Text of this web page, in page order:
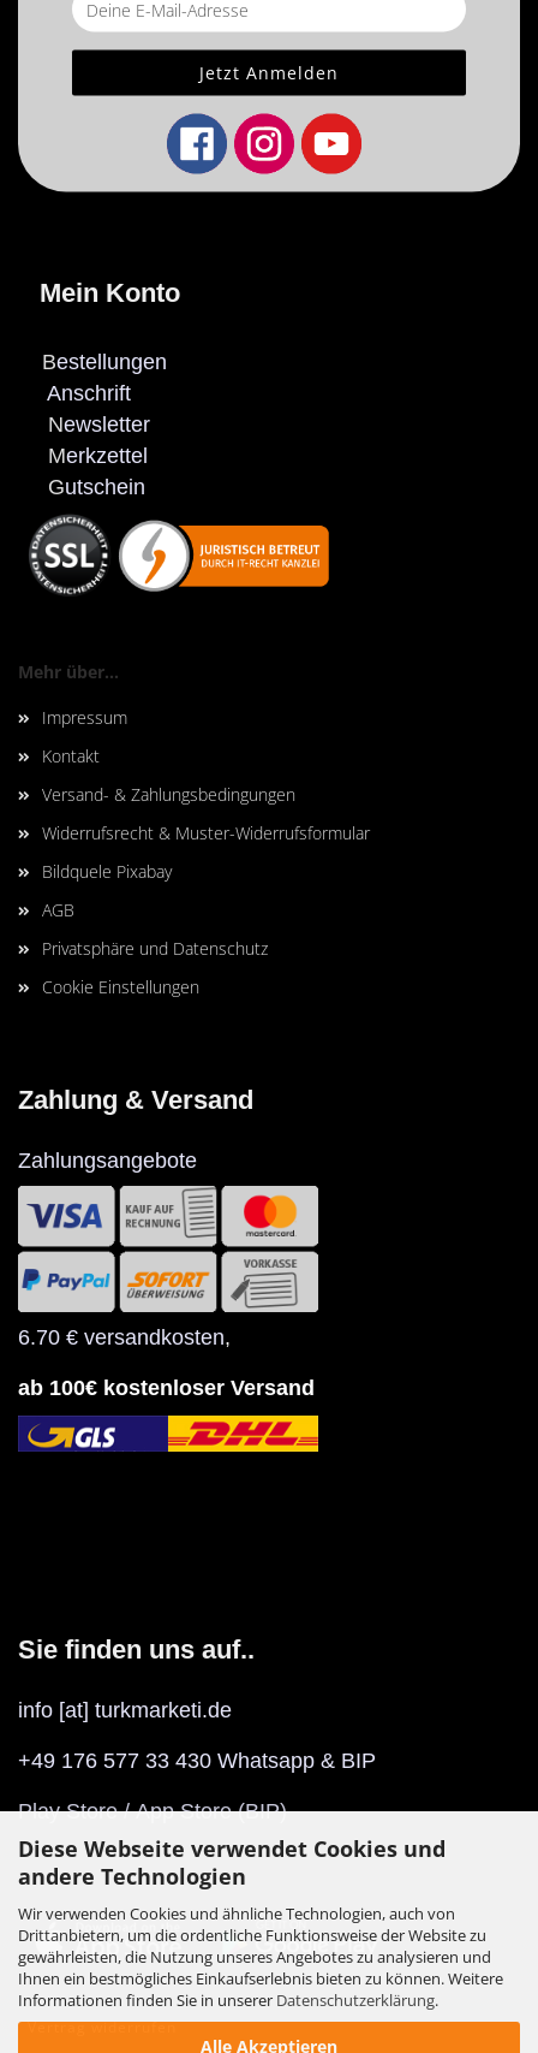
Diese Webseite verwendet Cookies und
andere Technologien
Wir verwenden Cookies und ähnliche Technologien, auch von
Drittanbietern, um die ordentliche Funktionsweise der Website zu
gewährleisten, die Nutzung unseres Angebotes zu analysieren und
Ihnen ein bestmögliches Einkaufserlebnis bieten zu können. Weitere
Informationen finden Sie in unserer Datenschutzerklärung.
Alle Akzeptieren
Mein Konto
Bestellungen
Anschrift
Newsletter
Merkzettel
Gutschein
Mehr über...
Impressum
Kontakt
Versand- & Zahlungsbedingungen
Widerrufsrecht & Muster-Widerrufsformular
Bildquele Pixabay
AGB
Privatsphäre und Datenschutz
Cookie Einstellungen
Zahlung & Versand
Zahlungsangebote
6.70 € versandkosten,
ab 100€ kostenloser Versand
Sie finden uns auf..
info [at] turkmarketi.de
+49 176 577 33 430 Whatsapp & BIP
Play Store/App Store(BIP)
Vertrag widerrufen